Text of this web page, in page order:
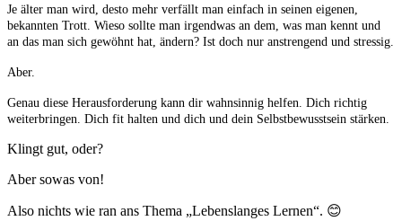
Je älter man wird, desto mehr verfällt man einfach in seinen eigenen,
bekannten Trott. Wieso sollte man irgendwas an dem, was man kennt und
an das man sich gewöhnt hat, ändern? Ist doch nur anstrengend und stressig.
Aber.
Genau diese Herausforderung kann dir wahnsinnig helfen. Dich richtig
weiterbringen. Dich fit halten und dich und dein Selbstbewusstsein stärken.
Klingt gut, oder?
Aber sowas von!
Also nichts wie ran ans Thema „Lebenslanges Lernen“. 😊